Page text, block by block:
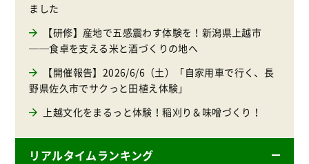
ました
【研修】産地で五感震わす体験を！新潟県上越市
──食卓を支える米と酒づくりの地へ
【開催報告】2026/6/6（土）「自家用車で行く、長
野県佐久市でサクっと田植え体験」
上越文化をまるっと体験！稲刈り＆味噌づくり！
リアルタイムランキング